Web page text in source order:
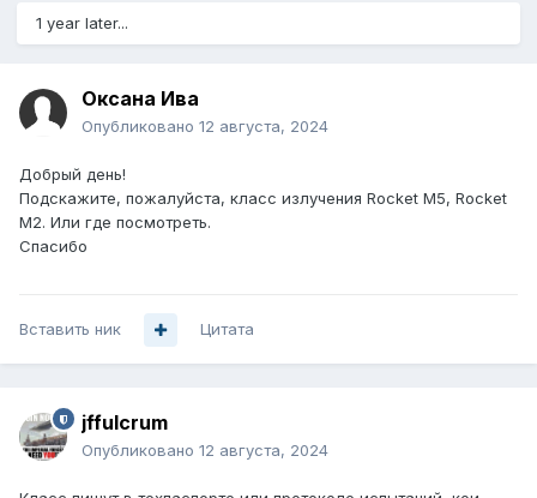
1 year later...
Оксана Ива
Опубликовано 12 августа, 2024
Добрый день!
Подскажите, пожалуйста, класс излучения Rocket M5, Rocket
M2. Или где посмотреть.
Спасибо
Вставить ник Цитата
jffulcrum
Опубликовано 12 августа, 2024